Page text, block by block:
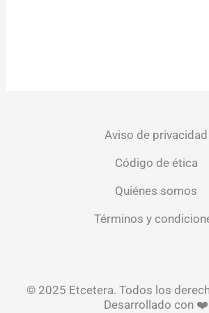
Aviso de privacidad
Código de ética
Quiénes somos
Términos y
© 2025 Etcetera. Todos los
Desarrollado con ❤️